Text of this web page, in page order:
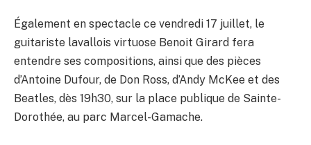
Également en spectacle ce vendredi 17 juillet, le
guitariste lavallois virtuose Benoit Girard fera
entendre ses compositions, ainsi que des pièces
d’Antoine Dufour, de Don Ross, d’Andy McKee et des
Beatles, dès 19h30, sur la place publique de Sainte-
Dorothée, au parc Marcel-Gamache.